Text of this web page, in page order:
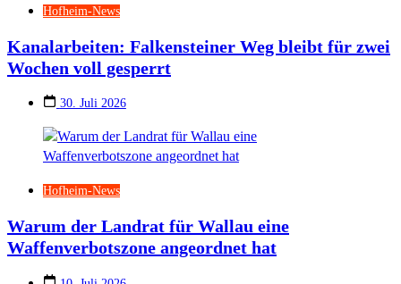
Hofheim-News
Kanalarbeiten: Falkensteiner Weg bleibt für zwei
Wochen voll gesperrt
30. Juli 2026
Hofheim-News
Warum der Landrat für Wallau eine
Waffenverbotszone angeordnet hat